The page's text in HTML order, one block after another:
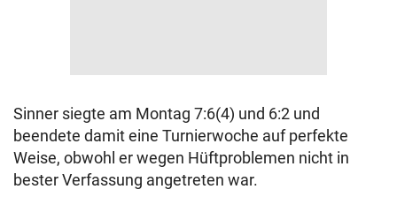
Sinner siegte am Montag 7:6(4) und 6:2 und
beendete damit eine Turnierwoche auf perfekte
Weise, obwohl er wegen Hüftproblemen nicht in
bester Verfassung angetreten war.